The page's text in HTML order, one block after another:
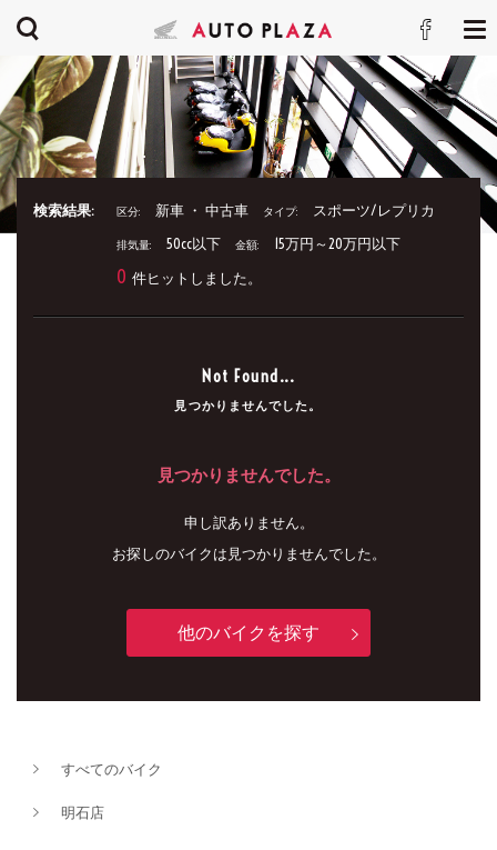
検索結果: 区分: 新車 ・ 中古車 タイプ: スポーツ/レプリカ
排気量: 50cc以下 金額: 15万円～20万円以下
0 件ヒットしました。
Not Found...
見つかりませんでした。
見つかりませんでした。
申し訳ありません。
お探しのバイクは見つかりませんでした。
他のバイクを探す
すべてのバイク
明石店
新車